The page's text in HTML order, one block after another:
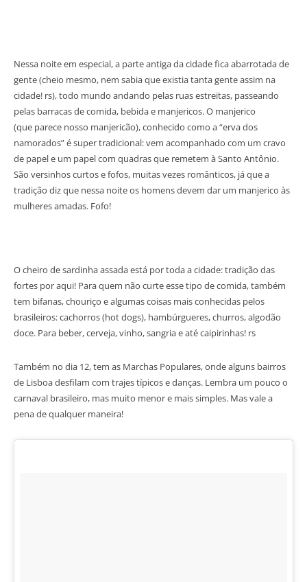
Nessa noite em especial, a parte antiga da cidade fica abarrotada de
gente (cheio mesmo, nem sabia que existia tanta gente assim na
cidade! rs), todo mundo andando pelas ruas estreitas, passeando
pelas barracas de comida, bebida e manjericos. O manjerico
(que parece nosso manjericão), conhecido como a “erva dos
namorados” é super tradicional: vem acompanhado com um cravo
de papel e um papel com quadras que remetem à Santo Antônio.
São versinhos curtos e fofos, muitas vezes românticos, já que a
tradição diz que nessa noite os homens devem dar um manjerico às
mulheres amadas. Fofo!
O cheiro de sardinha assada está por toda a cidade: tradição das
fortes por aqui! Para quem não curte esse tipo de comida, também
tem bifanas, chouriço e algumas coisas mais conhecidas pelos
brasileiros: cachorros (hot dogs), hambúrgueres, churros, algodão
doce. Para beber, cerveja, vinho, sangria e até caipirinhas! rs
Também no dia 12, tem as Marchas Populares, onde alguns bairros
de Lisboa desfilam com trajes típicos e danças. Lembra um pouco o
carnaval brasileiro, mas muito menor e mais simples. Mas vale a
pena de qualquer maneira!